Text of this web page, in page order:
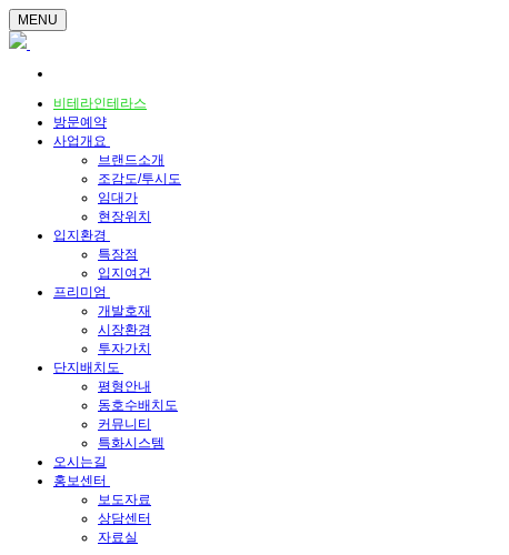
MENU
비테라인테라스
방문예약
사업개요
브랜드소개
조감도/투시도
임대가
현장위치
입지환경
특장점
입지여건
프리미엄
개발호재
시장환경
투자가치
단지배치도
평형안내
동호수배치도
커뮤니티
특화시스템
오시는길
홍보센터
보도자료
상담센터
자료실